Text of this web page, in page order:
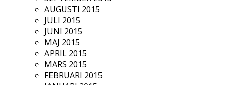
AUGUSTI 2015
JULI 2015
JUNI 2015
MAJ 2015
APRIL 2015
MARS 2015
FEBRUARI 2015